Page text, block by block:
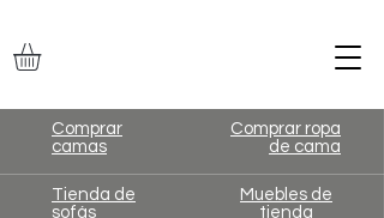
Comprar
camas
Comprar ropa
de cama
Tienda de
sofás
Muebles de
tienda